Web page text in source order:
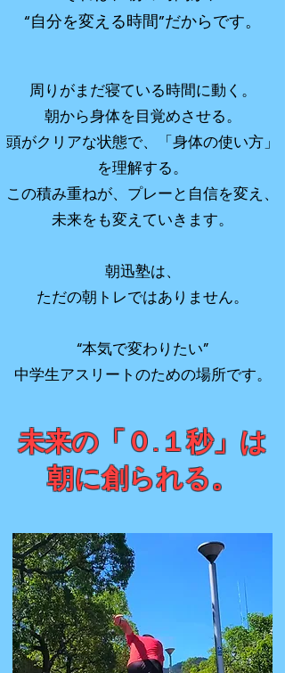
“自分を変える時間”だからです。
周りがまだ寝ている時間に動く。
朝から身体を目覚めさせる。
頭がクリアな状態で、「身体の使い方」
を理解する。
この積み重ねが、プレーと自信を変え、
未来をも変えていきます。
朝迅塾は、
ただの朝トレではありません。
“本気で変わりたい”
中学生アスリートのための場所です。
​未来の「０.１秒」は
朝に創られる。